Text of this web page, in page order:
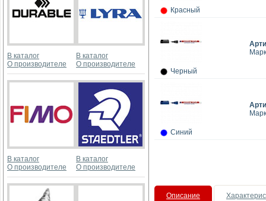
В каталог
О производителе
В каталог
О производителе
В каталог
О производителе
В каталог
О производителе
Красный
Черный
Синий
Описание